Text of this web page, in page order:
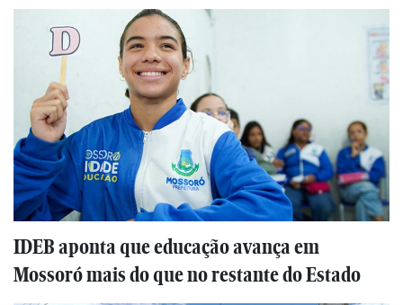
IDEB aponta que educação avança em
Mossoró mais do que no restante do Estado